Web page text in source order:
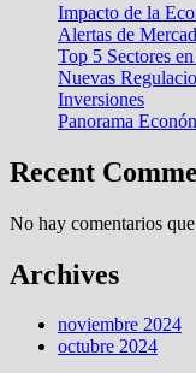
Impacto de la
Alertas de
Top 5 Sectores
Nuevas
Inversiones
Panorama
Recent
No hay comentarios
Archives
noviembre 2024
octubre 2024